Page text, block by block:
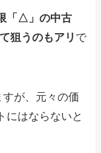
「△」の中古
狙うのもアリ で
が、元々の価
にはならないと